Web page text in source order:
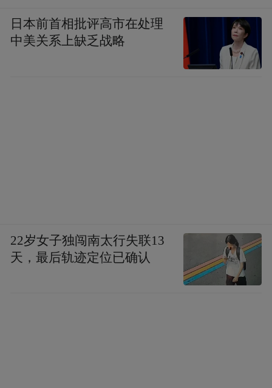
日本前首相批评高市在处理
中美关系上缺乏战略
22岁女子独闯南太行失联13
天，最后轨迹定位已确认